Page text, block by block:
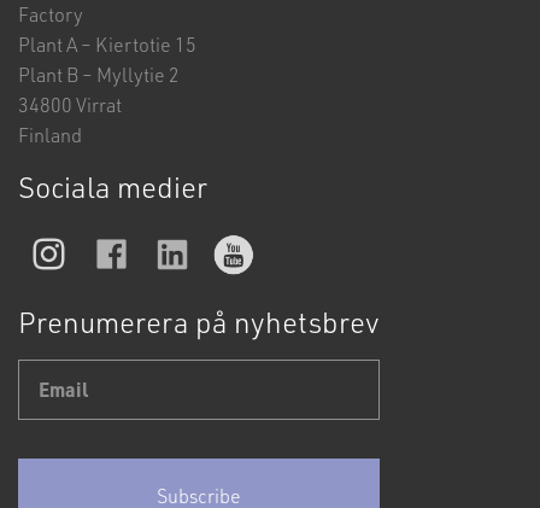
Factory
Plant A – Kiertotie 15
Plant B – Myllytie 2
34800 Virrat
Finland
Sociala medier
Prenumerera på nyhetsbrev